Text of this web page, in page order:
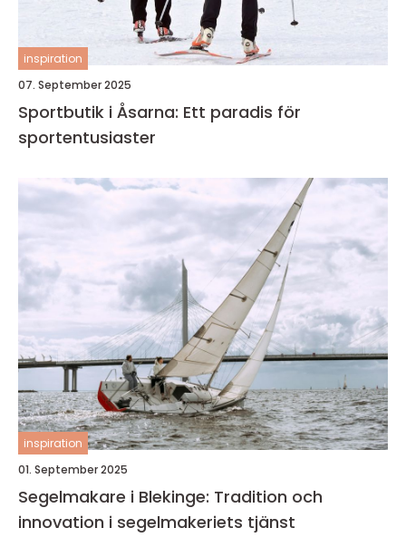
inspiration
07. September 2025
Sportbutik i Åsarna: Ett paradis för
sportentusiaster
inspiration
01. September 2025
Segelmakare i Blekinge: Tradition och
innovation i segelmakeriets tjänst